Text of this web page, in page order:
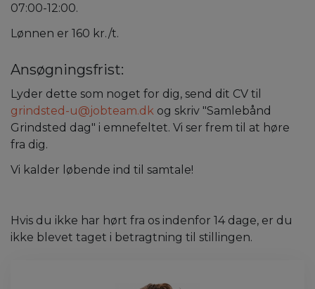
07:00-12:00.
Lønnen er 160 kr./t.
Ansøgningsfrist:
Lyder dette som noget for dig, send dit CV til
grindsted-u@jobteam.dk og skriv "Samlebånd
Grindsted dag" i emnefeltet. Vi ser frem til at høre
fra dig.
Vi kalder løbende ind til samtale!
Hvis du ikke har hørt fra os indenfor 14 dage, er du
ikke blevet taget i betragtning til stillingen.